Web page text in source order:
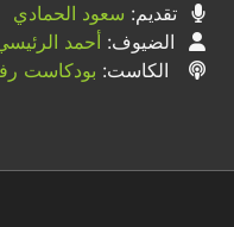
تقديم: سعود الحمادي
الضيوف: أحمد
الكاست: بودكاست